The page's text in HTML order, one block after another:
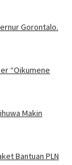
Gorontalo.
“Oikumene
Makin
Bantuan PLN